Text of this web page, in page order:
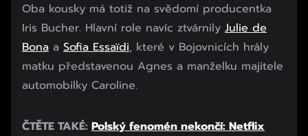
Oba kousky má totiž na svědomí producentka
Iris Bucher. Hlavní role navíc ztvárnily Julie de
Bona a Sofia Essaïdi, které v Bojovnicích hrály
matku představenou Agnes a manželku majitele
automobilky Caroline.
ČTĚTE TAKÉ: Polský fenomén nekončí: Netflix